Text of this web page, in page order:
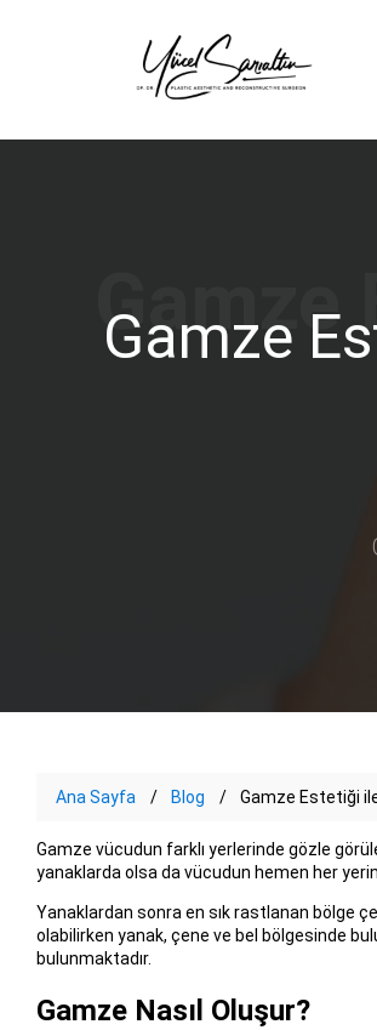
Gamze
Ana Sayfa Blog Gamze Estetiği
Gamze vücudun farklı yerlerinde gözle
yanaklarda olsa da vücudun hemen her
Yanaklardan sonra en sık rastlanan bölge
olabilirken yanak, çene ve bel bölgesinde
bulunmaktadır.
Gamze Nasıl Oluşur?